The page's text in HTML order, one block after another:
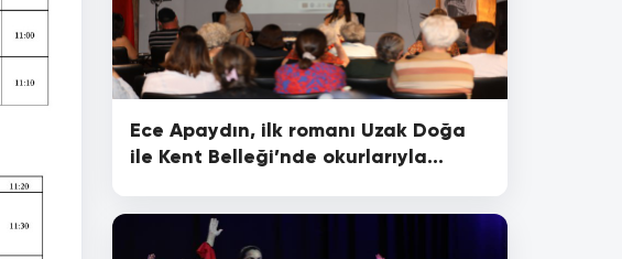
Ece Apaydın, ilk romanı Uzak Doğa
ile Kent Belleği’nde okurlarıyla